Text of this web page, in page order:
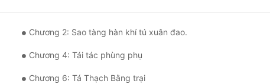
Chương 2: Sao tàng hàn khí tú xuân đao.
Chương 4: Tái tác phùng phụ
Chương 6: Tá Thạch Bằng trại